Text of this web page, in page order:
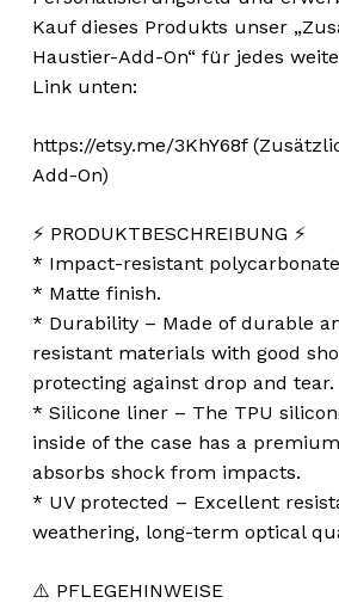
Kauf dieses Produkts unser
Haustier-Add-On“ für jedes
Link unten:
https://etsy.me/3KhY68f
Add-On)
⚡️ PRODUKTBESCHREIBUNG ⚡️
* Impact-resistant
* Matte finish.
* Durability – Made of durable
resistant materials with good
protecting against drop and tear.
* Silicone liner – The TPU
inside of the case has a
absorbs shock from impacts.
* UV protected – Excellent
weathering, long-term optical
⚠️ PFLEGEHINWEISE